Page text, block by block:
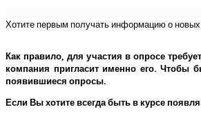
Хотите первым получать информацию о новых
Как правило, для участия в опросе
компания пригласит именно его.Чтобы
появившиеся опросы.
Если Вы хотите всегда быть в курсе